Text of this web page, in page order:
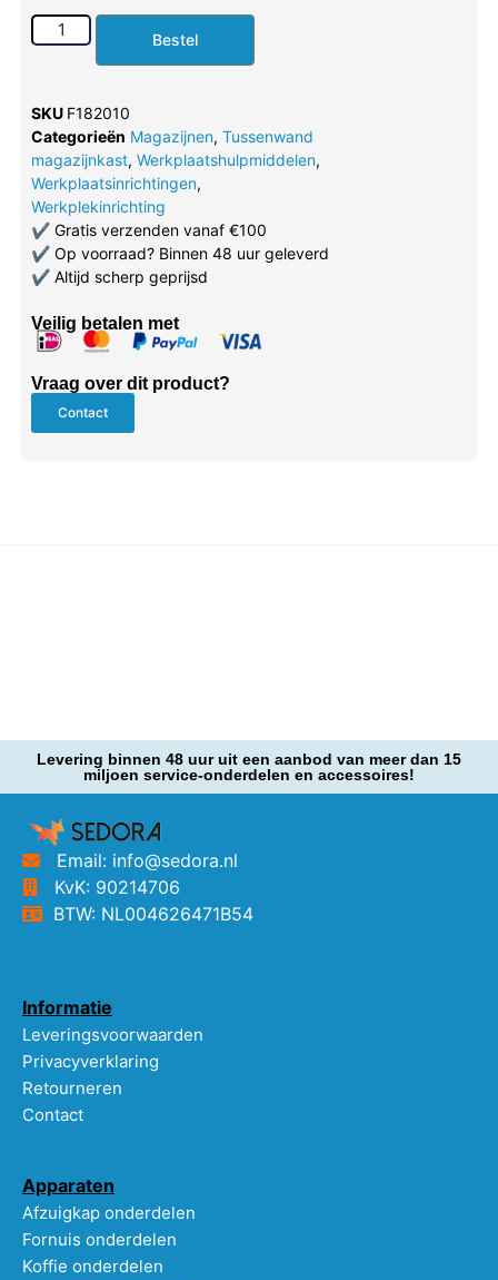
Bestel
SKU F182010
Categorieën Magazijnen, Tussenwand
magazijnkast, Werkplaatshulpmiddelen,
Werkplaatsinrichtingen,
Werkplekinrichting
✔Gratis verzenden vanaf €100
✔Op voorraad? Binnen 48 uur geleverd
✔Altijd scherp geprijsd
Veilig betalen met
Vraag over dit product?
Contact
Levering binnen 48 uur uit een aanbod van meer dan 15
miljoen service-onderdelen en accessoires!
Email: info@sedora.nl
KvK: 90214706
BTW: NL004626471B54
Informatie
Leveringsvoorwaarden
Privacyverklaring
Retourneren
Contact
Apparaten
Afzuigkap onderdelen
Fornuis onderdelen
Koffie onderdelen